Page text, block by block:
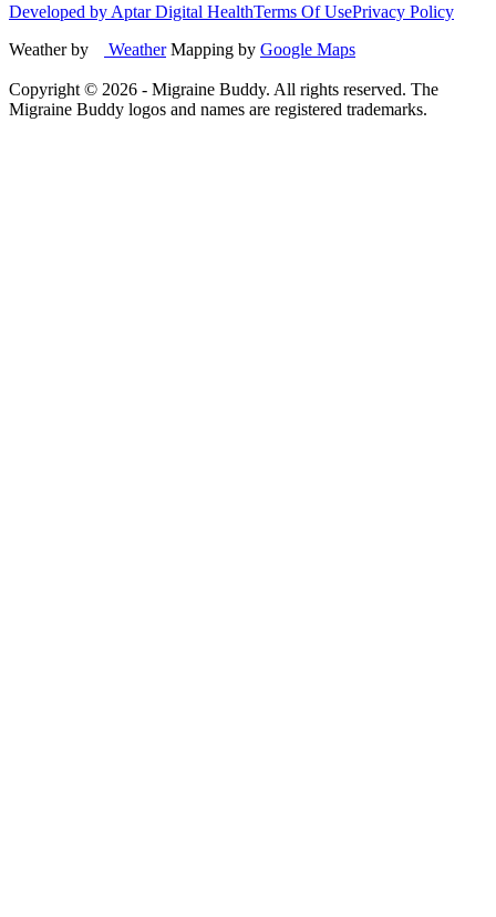
Developed by Aptar Digital HealthTerms Of UsePrivacy Policy
Weather by
WeatherMapping by Google Maps
Copyright © 2026 - Migraine Buddy. All rights reserved. The
Migraine Buddy logos and names are registered trademarks.